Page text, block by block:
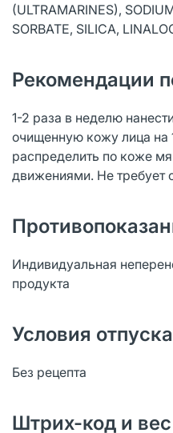
(ULTRAMARINES),
SORBATE, SILICA,
Рекомендации
1-2 раза в неделю
очищенную кожу лица на
распределить по коже
движениями. Не требует
Индивидуальная
продукта
Условия
Без рецепта
Штрих-код и вес